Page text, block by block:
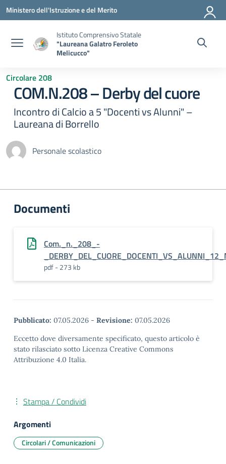
Vai ai contenuti
Vai al menu di navigazione
Vai al footer
Ministero dell'Istruzione e del Merito
Istituto Comprensivo Statale
"Laureana Galatro Feroleto
Melicucco"
Circolare 208
COM.N.208 – Derby del cuore
Incontro di Calcio a 5 "Docenti vs Alunni" –
Laureana di Borrello
Personale scolastico
Documenti
Com._n._208_-
pdf - 273 kb
Pubblicato: 07.05.2026 - Revisione: 07.05.2026
Eccetto dove diversamente specificato, questo articolo è
stato rilasciato sotto Licenza Creative Commons
Attribuzione 4.0 Italia.
Stampa / Condividi
Argomenti
Circolari / Comunicazioni